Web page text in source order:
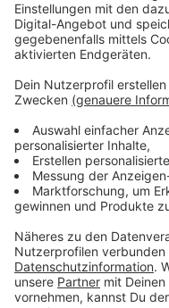
Unsere Herbst-
"Herbst Dich nicht
Anzeige
So heißt unsere neue
uns diesen Herbst
kein Thema aus, das
falschen Klamotten,
mit uns locker durch
Anzeige